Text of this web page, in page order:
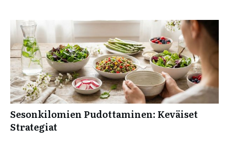
Sesonkilomien Pudottaminen: Keväiset
Strategiat